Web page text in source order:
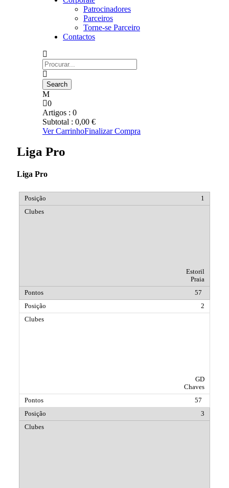
Patrocinadores
Parceiros
Torne-se Parceiro
Contactos
0
Artigos : 0
Subtotal : 0,00 €
Ver CarrinhoFinalizar Compra
Liga Pro
Liga Pro
1
Estoril
Praia
57
2
GD
Chaves
57
3